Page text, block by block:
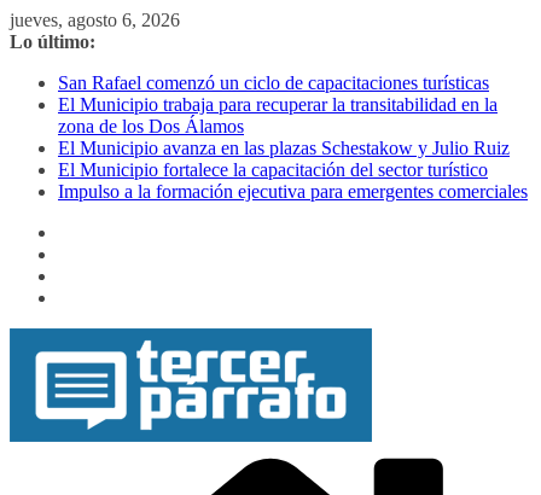
Saltar
al
jueves, agosto 6, 2026
Lo último:
San Rafael comenzó un ciclo de capacitaciones turísticas
El Municipio trabaja para recuperar la transitabilidad en la
zona de los Dos Álamos
El Municipio avanza en las plazas Schestakow y Julio Ruiz
El Municipio fortalece la capacitación del sector turístico
Impulso a la formación ejecutiva para emergentes comerciales